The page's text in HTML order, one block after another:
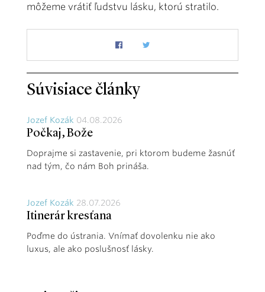
môžeme vrátiť ľudstvu lásku, ktorú stratilo.
Súvisiace články
Jozef Kozák 04.08.2026
Počkaj, Bože
Doprajme si zastavenie, pri ktorom budeme žasnúť
nad tým, čo nám Boh prináša.
Jozef Kozák 28.07.2026
Itinerár kresťana
Poďme do ústrania. Vnímať dovolenku nie ako
luxus, ale ako poslušnosť lásky.